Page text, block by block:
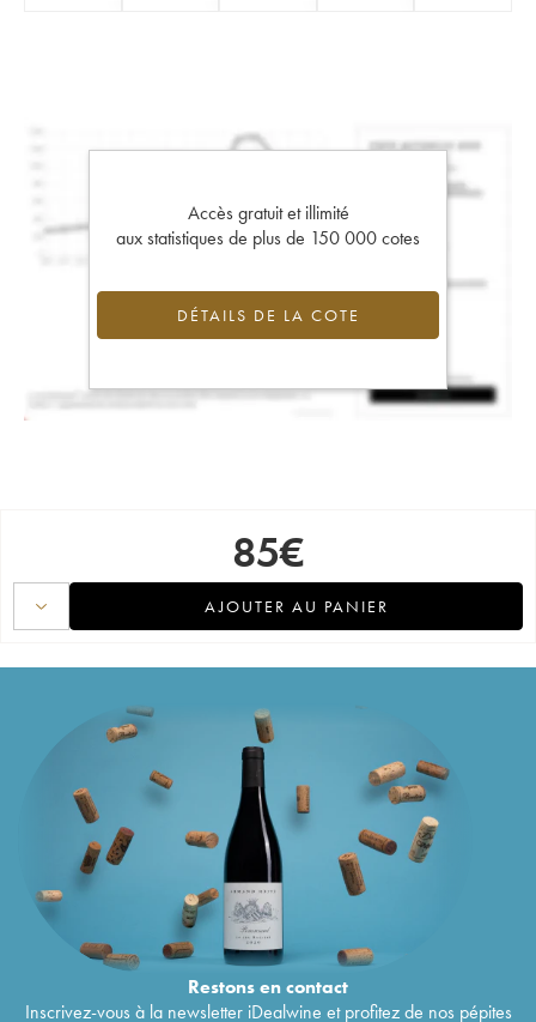
Accès gratuit et illimité
aux statistiques de plus de 150 000 cotes
DÉTAILS DE LA COTE
85€
AJOUTER AU PANIER
Restons encontact
Inscrivez-vous à la newsletter iDealwine et profitez de nos pépites